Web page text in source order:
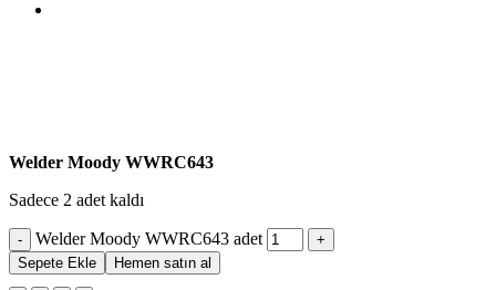
Welder Moody WWRC643
Sadece 2 adet kaldı
Welder Moody WWRC643 adet
Sepete Ekle Hemen satın al